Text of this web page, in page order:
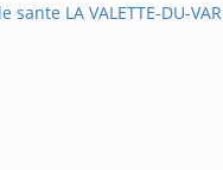
sante LA VALETTE-DU-VAR